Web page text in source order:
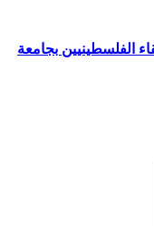
الفلسطينيين بجامعة